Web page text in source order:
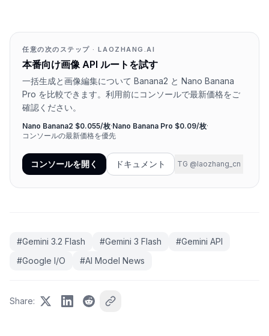
任意の次のステップ · LAOZHANG.AI
本番向け画像 API ルートを試す
一括生成と画像編集について Banana2 と Nano Banana
Pro を比較できます。利用前にコンソールで最新価格をご
確認ください。
Nano Banana2 $0.055/枚·Nano Banana Pro $0.09/枚·
コンソールの最新価格を優先
コンソールを開く ドキュメント TG @laozhang_cn
#Gemini 3.2 Flash #Gemini 3 Flash #Gemini API
#Google I/O #AI Model News
Share: